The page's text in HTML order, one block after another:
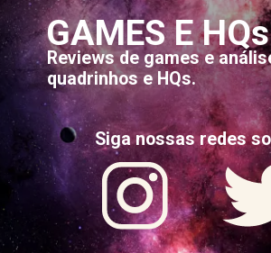
GAMES E HQs
Reviews de games e
quadrinhos e HQs.
Siga nossas redes